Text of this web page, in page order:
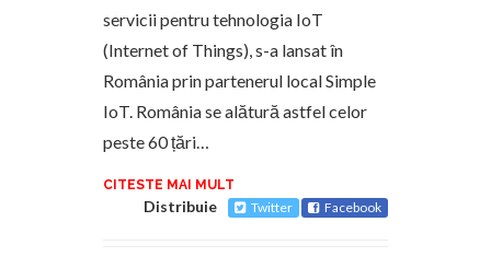
servicii pentru tehnologia IoT
(Internet of Things), s-a lansat în
România prin partenerul local Simple
IoT. România se alătură astfel celor
peste 60 țări…
CITESTE MAI MULT
Distribuie Twitter Facebook